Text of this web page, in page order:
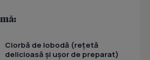
Ciorbă de lobodă (rețetă
delicioasă și ușor de preparat)